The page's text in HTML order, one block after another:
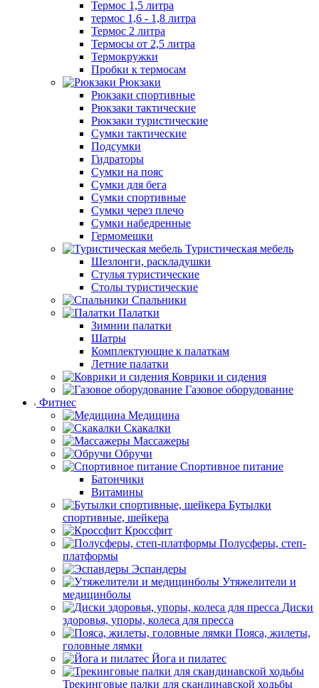
Термос 1,5 литра
термос 1,6 - 1,8 литра
Термос 2 литра
Термосы от 2,5 литра
Термокружки
Пробки к термосам
Рюкзаки
Рюкзаки спортивные
Рюкзаки тактические
Рюкзаки туристические
Сумки тактические
Подсумки
Гидраторы
Сумки на пояс
Сумки для бега
Сумки спортивные
Сумки через плечо
Сумки набедренные
Гермомешки
Туристическая мебель
Шезлонги, раскладушки
Стулья туристические
Столы туристические
Спальники
Палатки
Зимнии палатки
Шатры
Комплектующие к палаткам
Летние палатки
Коврики и сидения
Газовое оборудование
Фитнес
Медицина
Скакалки
Массажеры
Обручи
Спортивное питание
Батончики
Витамины
Бутылки
спортивные, шейкера
Кроссфит
Полусферы, степ-
платформы
Эспандеры
Утяжелители и
медицинболы
Диски
здоровья, упоры, колеса для пресса
Пояса, жилеты,
головные лямки
Йога и пилатес
Трекинговые палки для скандинавской ходьбы